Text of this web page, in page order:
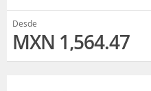
Desde
MXN 1,564.47